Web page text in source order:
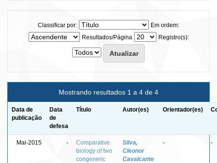
Classificar por:
Em ordem:
Resultados/Página
Registro(s):
Mostrando resultados 1 a 4 de 4
Data de
publicação
Data
de
defesa
Título Autor(es) Orientador(es)
Mai-2015 -
Comparative
biology of two
congeneric
Silva,
Cleonor
Cavalcante
- -